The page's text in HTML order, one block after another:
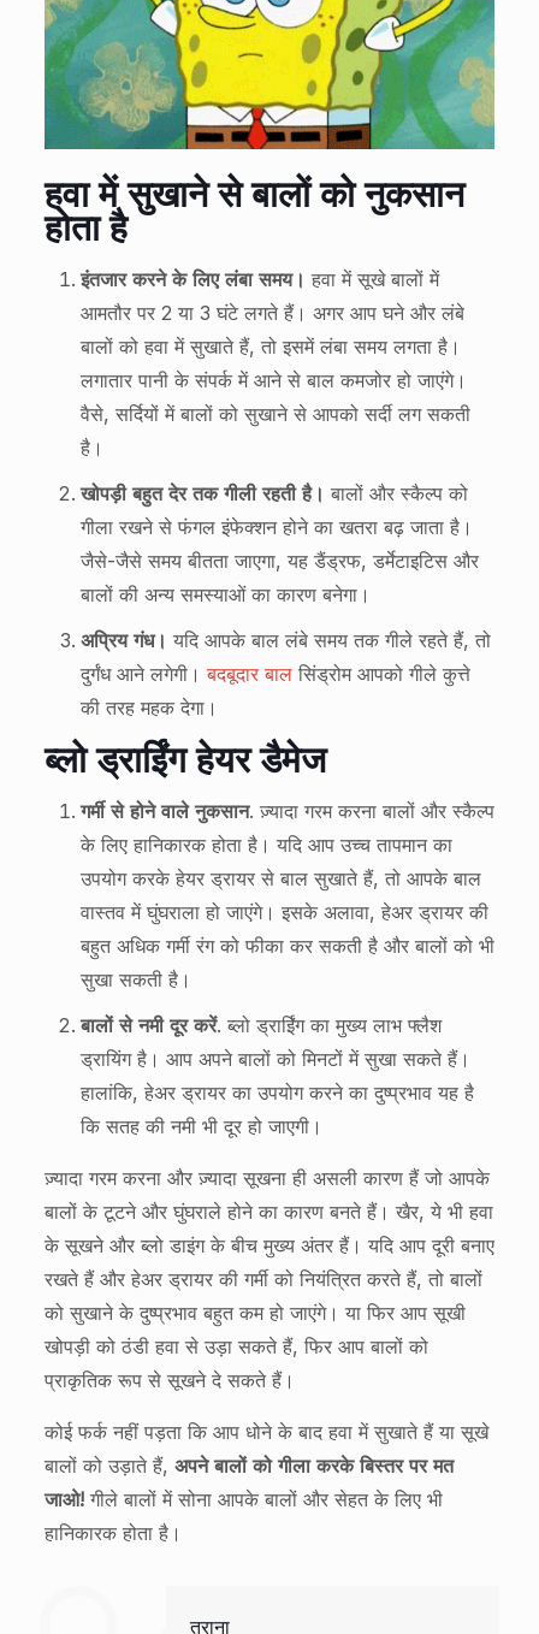
हवा में सुखाने से बालों को नुकसान
होता है
इंतजार करने के लिए लंबा समय। हवा में सूखे बालों में
आमतौर पर 2 या 3 घंटे लगते हैं। अगर आप घने और लंबे
बालों को हवा में सुखाते हैं, तो इसमें लंबा समय लगता है।
लगातार पानी के संपर्क में आने से बाल कमजोर हो जाएंगे।
वैसे, सर्दियों में बालों को सुखाने से आपको सर्दी लग सकती
है।
खोपड़ी बहुत देर तक गीली रहती है। बालों और स्कैल्प को
गीला रखने से फंगल इंफेक्शन होने का खतरा बढ़ जाता है।
जैसे-जैसे समय बीतता जाएगा, यह डैंड्रफ, डर्मेटाइटिस और
बालों की अन्य समस्याओं का कारण बनेगा।
अप्रिय गंध। यदि आपके बाल लंबे समय तक गीले रहते हैं, तो
दुर्गंध आने लगेगी।बदबूदार बालसिंड्रोम आपको गीले कुत्ते
की तरह महक देगा।
ब्लो ड्राईिंग हेयर डैमेज
गर्मी से होने वाले नुकसान. ज़्यादा गरम करना बालों और स्कैल्प
के लिए हानिकारक होता है। यदि आप उच्च तापमान का
उपयोग करके हेयर ड्रायर से बाल सुखाते हैं, तो आपके बाल
वास्तव में घुंघराला हो जाएंगे। इसके अलावा, हेअर ड्रायर की
बहुत अधिक गर्मी रंग को फीका कर सकती है और बालों को भी
सुखा सकती है।
बालों से नमी दूर करें. ब्लो ड्राईिंग का मुख्य लाभ फ्लैश
ड्रायिंग है। आप अपने बालों को मिनटों में सुखा सकते हैं।
हालांकि, हेअर ड्रायर का उपयोग करने का दुष्प्रभाव यह है
कि सतह की नमी भी दूर हो जाएगी।
ज़्यादा गरम करना और ज़्यादा सूखना ही असली कारण हैं जो आपके
बालों के टूटने और घुंघराले होने का कारण बनते हैं। खैर, ये भी हवा
के सूखने और ब्लो डाइंग के बीच मुख्य अंतर हैं। यदि आप दूरी बनाए
रखते हैं और हेअर ड्रायर की गर्मी को नियंत्रित करते हैं, तो बालों
को सुखाने के दुष्प्रभाव बहुत कम हो जाएंगे। या फिर आप सूखी
खोपड़ी को ठंडी हवा से उड़ा सकते हैं, फिर आप बालों को
प्राकृतिक रूप से सूखने दे सकते हैं।
कोई फर्क नहीं पड़ता कि आप धोने के बाद हवा में सुखाते हैं या सूखे
बालों को उड़ाते हैं, अपने बालों को गीला करके बिस्तर पर मत
जाओ!गीले बालों में सोना आपके बालों और सेहत के लिए भी
हानिकारक होता है।
तराना